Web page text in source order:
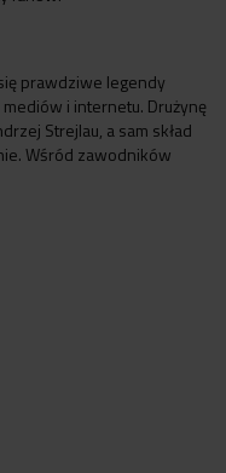
prawdziwe legendy
i internetu. Drużynę
Strejlau, a sam skład
Wśród zawodników